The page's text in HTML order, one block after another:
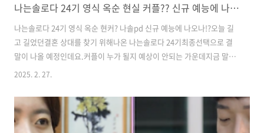
나는솔로다 24기 영식 옥순 현실 커플?? 신규 예능에 나오나!?
나는솔로다 24기 영식 옥순 현커? 나솔pd 신규 예능에 나오나!?​​​오늘 길
고 길었던결혼 상대를 찾기 위해나온 나는솔로다 24기최종선택으로 결
말이 나올 예정인데요.커플이 누가 될지 예상이 안되는 가운데​지금 말도
안되는 이야기가 많이 퍼지고 있죠?바로 옥순에게 무서운 집착을 보였던
창원이라거리부터 어려운데 카더라에서는둘의 데이트를 부산에서 목격
했다 뭐 이런썰도있고 저는 안 믿기는데 ​오늘 라방에서 밝혀지겠죠?​​계속
해서 옥순이 마치 자신의결혼 상대인냥 착각해서그냥 다른 여자 출연진
2025. 2. 27.